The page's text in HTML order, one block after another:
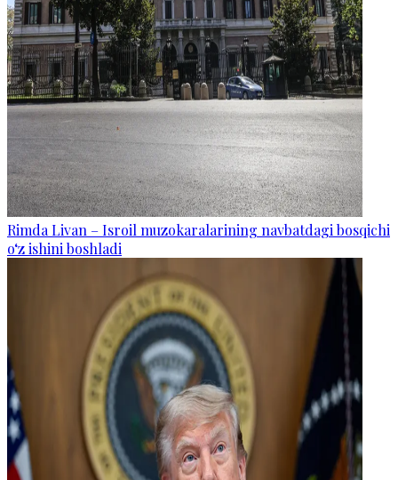
Rimda Livan – Isroil muzokaralarining navbatdagi bosqichi
o‘z ishini boshladi